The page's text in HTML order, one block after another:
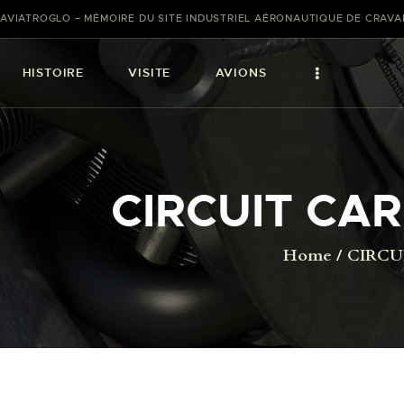
AVIATROGLO – MÉMOIRE DU SITE INDUSTRIEL AÉRONAUTIQUE DE
HISTOIRE VISITE AVIONS
CIRCUIT
Home